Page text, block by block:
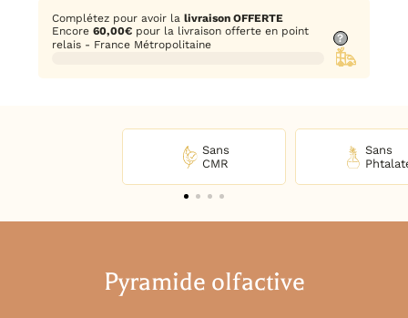
Complétez pour avoir lalivraison OFFERTE
Encore60,00€ pour la livraison offerte en point
relais - France Métropolitaine
?
Sans
CMR
Sans
Pyramide olfactive